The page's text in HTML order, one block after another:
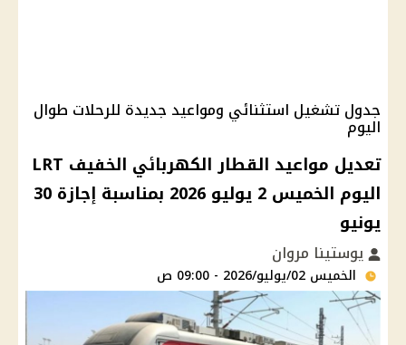
جدول تشغيل استثنائي ومواعيد جديدة للرحلات طوال
اليوم
تعديل مواعيد القطار الكهربائي الخفيف LRT
اليوم الخميس 2 يوليو 2026 بمناسبة إجازة 30
يونيو
يوستينا مروان
الخميس 02/يوليو/2026 - 09:00 ص